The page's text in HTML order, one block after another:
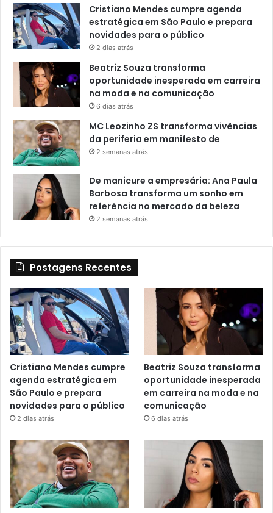
Cristiano Mendes cumpre agenda
estratégica em São Paulo e prepara
novidades para o público
2 dias atrás
Beatriz Souza transforma
oportunidade inesperada em carreira
na moda e na comunicação
6 dias atrás
MC Leozinho ZS transforma vivências
da periferia em manifesto de
2 semanas atrás
De manicure a empresária: Ana Paula
Barbosa transforma um sonho em
referência no mercado da beleza
2 semanas atrás
Postagens Recentes
Cristiano Mendes cumpre
agenda estratégica em
São Paulo e prepara
novidades para o público
2 dias atrás
Beatriz Souza transforma
oportunidade inesperada
em carreira na moda e na
comunicação
6 dias atrás